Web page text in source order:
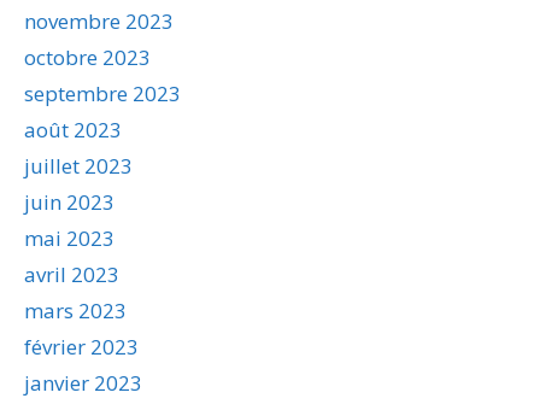
novembre 2023
octobre 2023
septembre 2023
août 2023
juillet 2023
juin 2023
mai 2023
avril 2023
mars 2023
février 2023
janvier 2023